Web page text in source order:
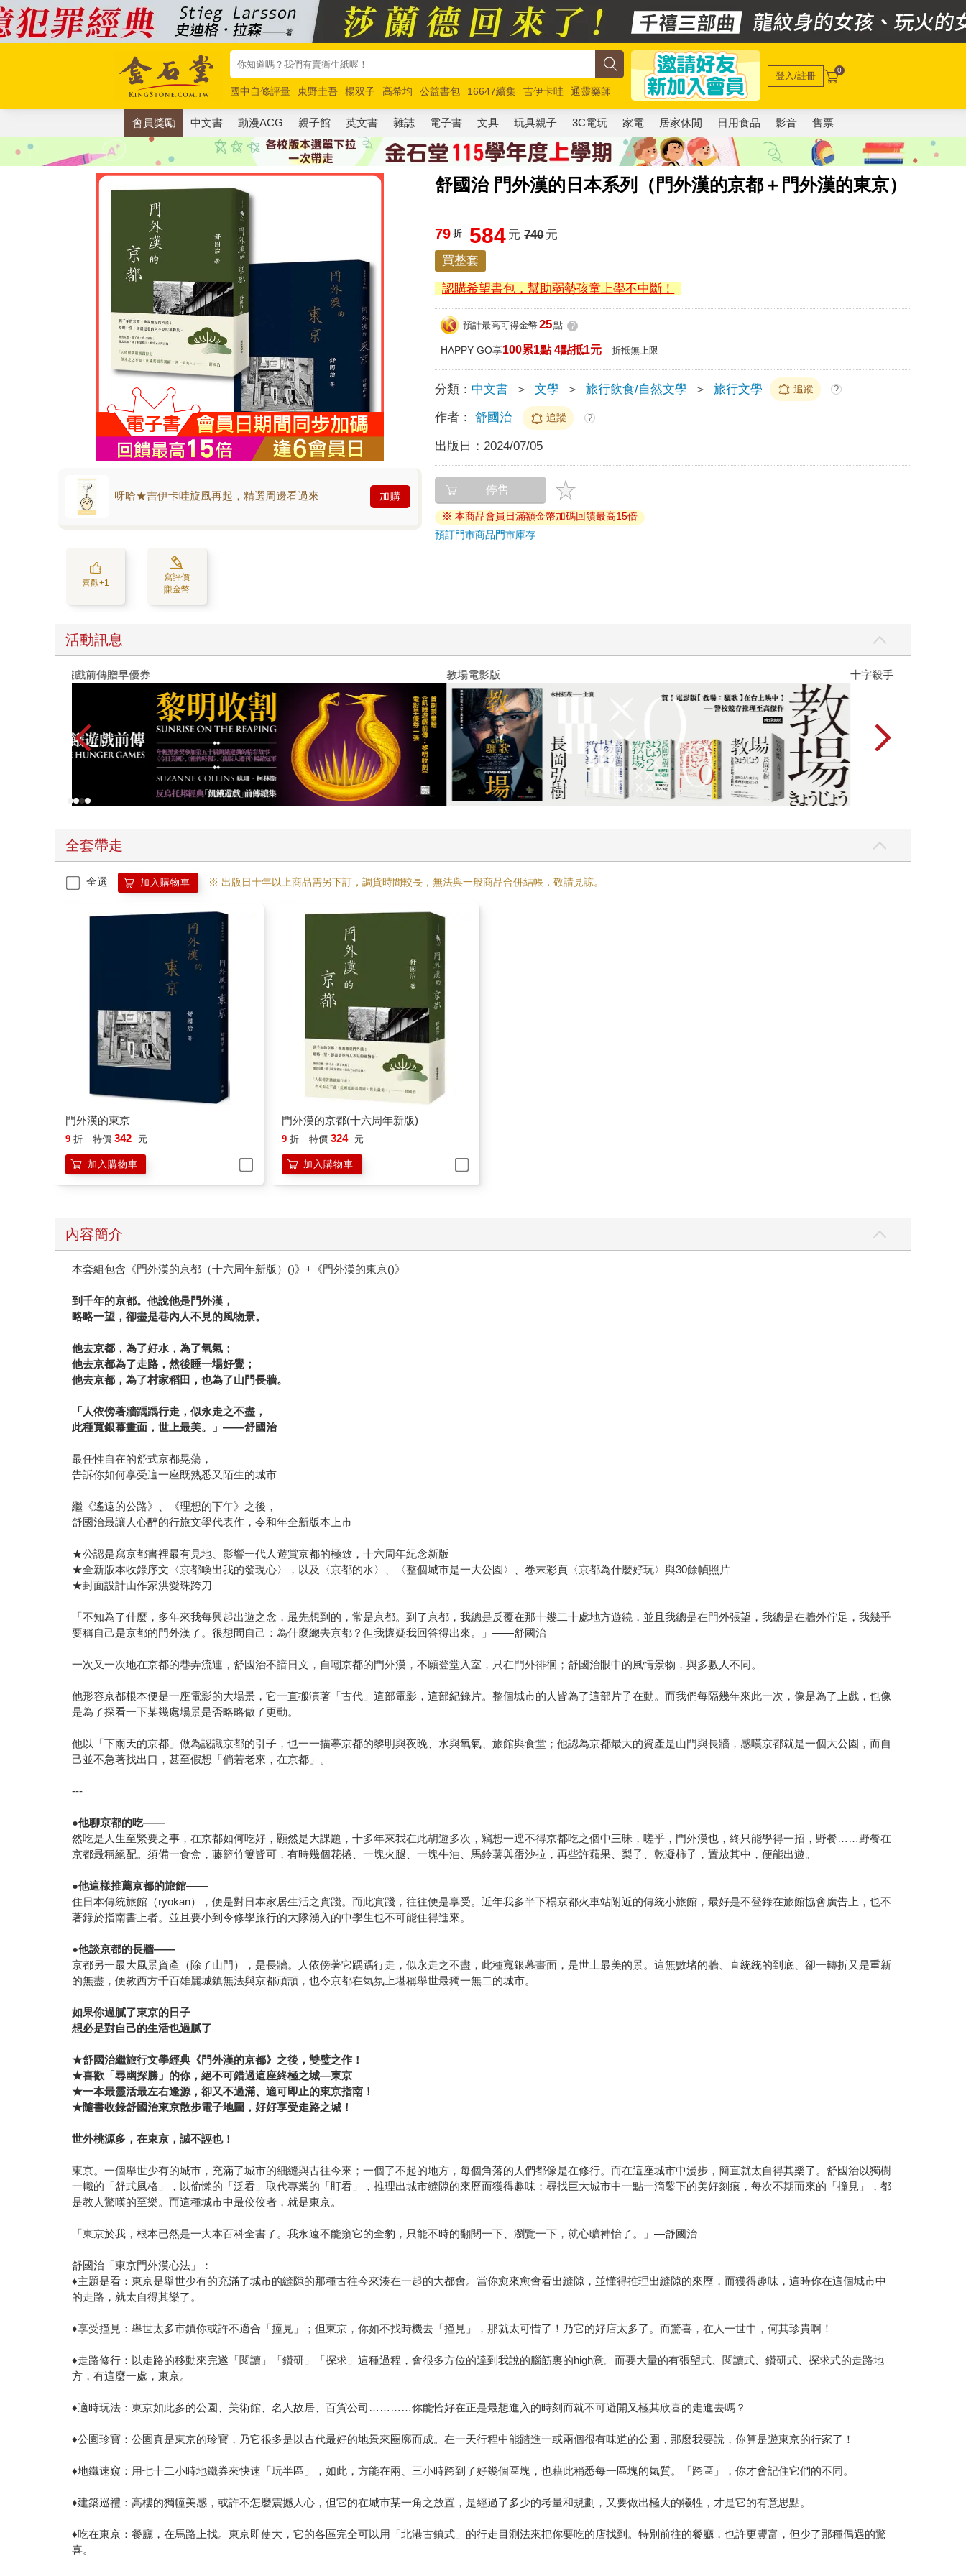
國中自修評量 東野圭吾 楊双子 高希均 公益書包 16647續集 吉伊卡哇
通靈藥師
唯紅花綻放
奧德賽 路邊攤新作 馬斯克 玩具總動員5 超慢跑
登入/註冊 0
會員獎勵 中文書 動漫ACG 親子館 英文書 雜誌 電子書 文具 玩具親子 3C電玩 家電 居家休閒 日用食品 影音 售票
舒國治 門外漢的日本系列（門外漢的京都＋門外漢的東京）
呀哈★吉伊卡哇旋風再起，精選周邊看過來 加購
喜歡+1
寫評價
賺金幣
79 折 584 元 740元
買整套
認購希望書包，幫助弱勢孩童上學不中斷！
預計最高可得金幣 25點 ?
HAPPY GO享100累1點 4點抵1元 折抵無上限
分類： 中文書 ＞ 文學 ＞ 旅行飲食/自然文學 ＞ 旅行文學 追蹤 ?
作者： 舒國治 追蹤 ?
出版日： 2024/07/05
停售
※ 本商品會員日滿額金幣加碼回饋最高15倍
預訂門市商品門市庫存
活動訊息
教場電影版 十字殺手【艾迪．弗林系列 前傳】 世界上最透明
全套帶走
全選 加入購物車 ※ 出版日十年以上商品需另下訂，調貨時間較長，無法與一般商品合併結帳，敬請見諒。
門外漢的東京
9 折 特價 342 元
加入購物車
門外漢的京都(十六周年新版)
9 折 特價 324 元
加入購物車
內容簡介
本套組包含《門外漢的京都（十六周年新版）()》+《門外漢的東京()》
到千年的京都。他說他是門外漢，
略略一望，卻盡是巷內人不見的風物景。
他去京都，為了好水，為了氧氣；
他去京都為了走路，然後睡一場好覺；
他去京都，為了村家稻田，也為了山門長牆。
「人依傍著牆踽踽行走，似永走之不盡，
此種寬銀幕畫面，世上最美。」——舒國治
最任性自在的舒式京都晃蕩，
告訴你如何享受這一座既熟悉又陌生的城市
繼《遙遠的公路》、《理想的下午》之後，
舒國治最讓人心醉的行旅文學代表作，令和年全新版本上市
★公認是寫京都書裡最有見地、影響一代人遊賞京都的極致，十六周年紀念新版
★全新版本收錄序文〈京都喚出我的發現心〉，以及〈京都的水〉、〈整個城市是一大公園〉、卷末彩頁〈京都為什麼好玩〉與30餘幀照片
★封面設計由作家洪愛珠跨刀
「不知為了什麼，多年來我每興起出遊之念，最先想到的，常是京都。到了京都，我總是反覆在那十幾二十處地方遊繞，並且我總是在門外張望，我總是在牆外佇足，我幾乎
要稱自己是京都的門外漢了。很想問自己：為什麼總去京都？但我懷疑我回答得出來。」——舒國治
一次又一次地在京都的巷弄流連，舒國治不諳日文，自嘲京都的門外漢，不願登堂入室，只在門外徘徊；舒國治眼中的風情景物，與多數人不同。
他形容京都根本便是一座電影的大場景，它一直搬演著「古代」這部電影，這部紀錄片。整個城市的人皆為了這部片子在動。而我們每隔幾年來此一次，像是為了上戲，也像
是為了探看一下某幾處場景是否略略做了更動。
他以「下雨天的京都」做為認識京都的引子，也一一描摹京都的黎明與夜晚、水與氧氣、旅館與食堂；他認為京都最大的資產是山門與長牆，感嘆京都就是一個大公園，而自
己並不急著找出口，甚至假想「倘若老來，在京都」。
---
●他聊京都的吃——
然吃是人生至緊要之事，在京都如何吃好，顯然是大課題，十多年來我在此胡遊多次，竊想一逕不得京都吃之個中三昧，嗟乎，門外漢也，終只能學得一招，野餐……野餐在
京都最稱絕配。須備一食盒，藤籃竹簍皆可，有時幾個花捲、一塊火腿、一塊牛油、馬鈴薯與蛋沙拉，再些許蘋果、梨子、乾凝柿子，置放其中，便能出遊。
●他這樣推薦京都的旅館——
住日本傳統旅館（ryokan），便是對日本家居生活之實踐。而此實踐，往往便是享受。近年我多半下榻京都火車站附近的傳統小旅館，最好是不登錄在旅館協會廣告上，也不
著錄於指南書上者。並且要小到令修學旅行的大隊湧入的中學生也不可能住得進來。
●他談京都的長牆——
京都另一最大風景資產（除了山門），是長牆。人依傍著它踽踽行走，似永走之不盡，此種寬銀幕畫面，是世上最美的景。這無數堵的牆、直統統的到底、卻一轉折又是重新
的無盡，便教西方千百雄麗城鎮無法與京都頑頡，也令京都在氣氛上堪稱舉世最獨一無二的城市。
如果你過膩了東京的日子
想必是對自己的生活也過膩了
★舒國治繼旅行文學經典《門外漢的京都》之後，雙璧之作！
★喜歡「尋幽探勝」的你，絕不可錯過這座終極之城—東京
★一本最靈活最左右逢源，卻又不過滿、適可即止的東京指南！
★隨書收錄舒國治東京散步電子地圖，好好享受走路之城！
世外桃源多，在東京，誠不誣也！
東京。一個舉世少有的城市，充滿了城市的細縫與古往今來；一個了不起的地方，每個角落的人們都像是在修行。而在這座城市中漫步，簡直就太自得其樂了。舒國治以獨樹
一幟的「舒式風格」，以偷懶的「泛看」取代專業的「盯看」，推理出城市縫隙的來歷而獲得趣味；尋找巨大城市中一點一滴鑿下的美好刻痕，每次不期而來的「撞見」，都
是教人驚嘆的至樂。而這種城市中最佼佼者，就是東京。
「東京於我，根本已然是一大本百科全書了。我永遠不能窺它的全豹，只能不時的翻閱一下、瀏覽一下，就心曠神怡了。」—舒國治
舒國治「東京門外漢心法」：
♦主題是看：東京是舉世少有的充滿了城市的縫隙的那種古往今來湊在一起的大都會。當你愈來愈會看出縫隙，並懂得推理出縫隙的來歷，而獲得趣味，這時你在這個城市中
的走路，就太自得其樂了。
♦享受撞見：舉世太多市鎮你或許不適合「撞見」；但東京，你如不找時機去「撞見」，那就太可惜了！乃它的好店太多了。而驚喜，在人一世中，何其珍貴啊！
♦走路修行：以走路的移動來完遂「閱讀」「鑽研」「探求」這種過程，會很多方位的達到我說的腦筋裏的high意。而要大量的有張望式、閱讀式、鑽研式、探求式的走路地
方，有這麼一處，東京。
♦適時玩法：東京如此多的公園、美術館、名人故居、百貨公司…………你能恰好在正是最想進入的時刻而就不可避開又極其欣喜的走進去嗎？
♦公園珍寶：公園真是東京的珍寶，乃它很多是以古代最好的地景來圈廓而成。在一天行程中能踏進一或兩個很有味道的公園，那麼我要說，你算是遊東京的行家了！
♦地鐵速窺：用七十二小時地鐵券來快速「玩半區」，如此，方能在兩、三小時跨到了好幾個區塊，也藉此稍悉每一區塊的氣質。「跨區」，你才會記住它們的不同。
♦建築巡禮：高樓的獨幢美感，或許不怎麼震撼人心，但它的在城市某一角之放置，是經過了多少的考量和規劃，又要做出極大的犧牲，才是它的有意思點。
♦吃在東京：餐廳，在馬路上找。東京即使大，它的各區完全可以用「北港古鎮式」的行走目測法來把你要吃的店找到。特別前往的餐廳，也許更豐富，但少了那種偶遇的驚
喜。